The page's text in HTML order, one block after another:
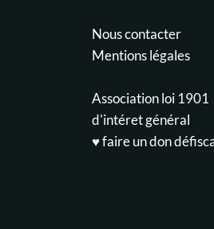
Nous contacter
Mentions légales
Association loi 1901
d'intéret général
♥️ faire un don